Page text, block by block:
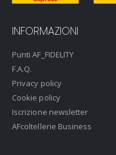
INFORMAZIONI
Punti AF_FIDELITY
F.A.Q.
Privacy policy
Cookie policy
Iscrizione newsletter
AFcoltellerie Business